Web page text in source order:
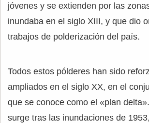
jóvenes y se extienden por las
inundaba en el siglo XIII, y que dio
trabajos de polderización del país.
Todos estos pólderes han sido
ampliados en el siglo XX, en el
que se conoce como el «plan
surge tras las inundaciones de